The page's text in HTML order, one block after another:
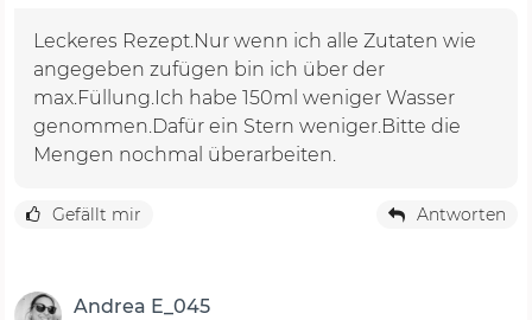
Leckeres Rezept.Nur wenn ich alle Zutaten wie
angegeben zufügen bin ich über der
max.Füllung.Ich habe 150ml weniger Wasser
genommen.Dafür ein Stern weniger.Bitte die
Mengen nochmal überarbeiten.
Gefällt mir Antworten
Andrea E_045